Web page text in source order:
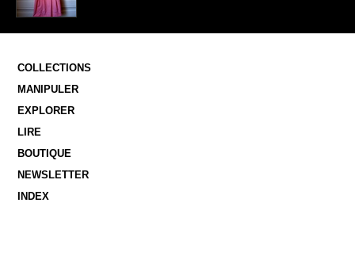
COLLECTIONS
MANIPULER
EXPLORER
LIRE
BOUTIQUE
NEWSLETTER
INDEX